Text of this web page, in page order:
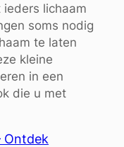
lichaam
soms nodig
te laten
kleine
in een
die u met
Ontdek